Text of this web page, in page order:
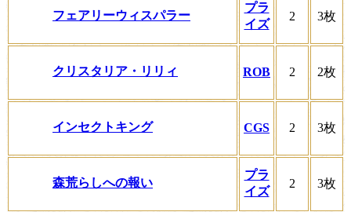
フェアリーウィスパラー
プラ
イズ
2 3枚
クリスタリア・リリィ ROB 2 2枚
インセクトキング CGS 2 3枚
森荒らしへの報い
プラ
イズ
2 3枚